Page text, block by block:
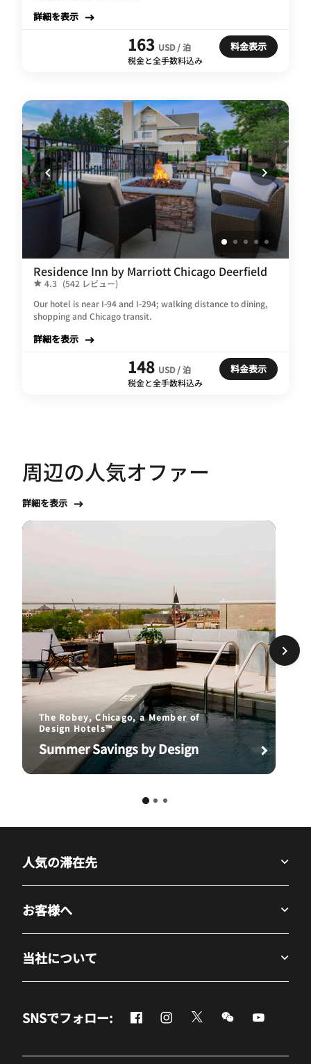
詳細を表示
163 USD / 泊
税金と全手数料込み
料金表示
Residence Inn by Marriott Chicago Deerfield
4.3 (542 レビュー)
Our hotel is near I-94 and I-294; walking distance to dining,
shopping and Chicago transit.
詳細を表示
148 USD / 泊
税金と全手数料込み
料金表示
周辺の人気オファー
詳細を表示
The Robey, Chicago, a Member of
Design Hotels™
Summer Savings by Design
人気の滞在先
お客様へ
当社について
SNSでフォロー: Facebook
新しいウィンドウで開く
Instagram
新しいウィンドウで開く
Twitter
新しいウィンドウで開
Messenger
新しいウィンド
新しいウ